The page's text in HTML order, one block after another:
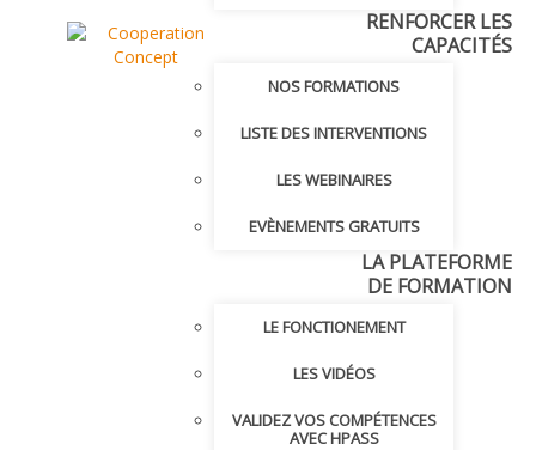
RENFORCER LES
CAPACITÉS
NOS FORMATIONS
LISTE DES INTERVENTIONS
LES WEBINAIRES
EVÈNEMENTS GRATUITS
LA PLATEFORME
DE FORMATION
LE FONCTIONEMENT
LES VIDÉOS
VALIDEZ VOS COMPÉTENCES
AVEC HPASS